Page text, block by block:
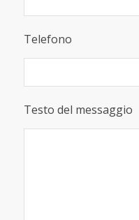
Telefono
Testo del messaggio